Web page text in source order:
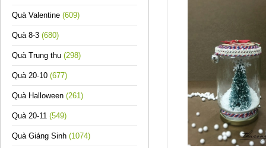
Quà Valentine (609)
Quà 8-3 (680)
Quà Trung thu (298)
Quà 20-10 (677)
Quà Halloween (261)
Quà 20-11 (549)
Quà Giáng Sinh (1074)